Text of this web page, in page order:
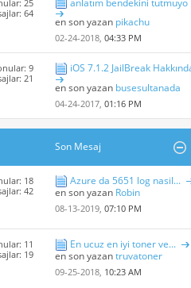
25
64
en son yazan pikachu
02-24-2018, 04:33 PM
9
21
iOS 7.1.2 JailBreak
en son yazan busesultanada
04-24-2017, 01:16 PM
Son Mesaj
18
42
Azure da 5651 log nasil...
en son yazan Robin
08-13-2019, 07:10 PM
11
19
En ucuz en iyi toner ve...
en son yazantruvatoner
09-25-2018, 10:23 AM